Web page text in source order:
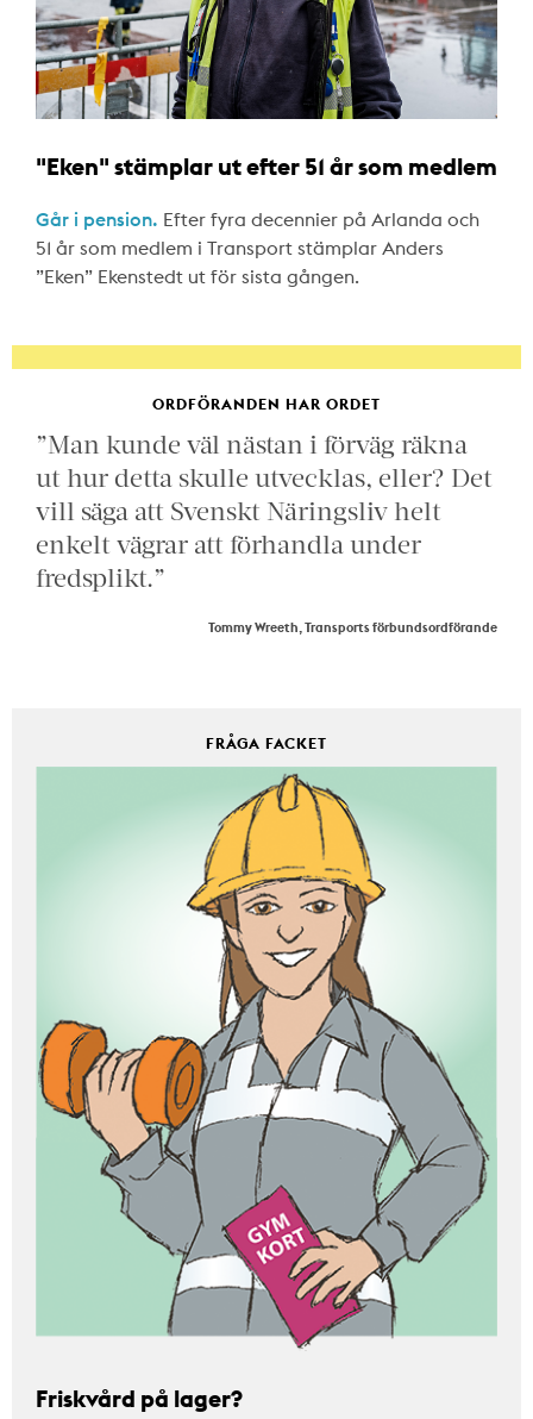
"Eken" stämplar ut efter 51 år som medlem
Går i pension. Efter fyra decennier på Arlanda och
51 år som medlem i Transport stämplar Anders
”Eken” Ekenstedt ut för sista gången.
ORDFÖRANDEN HAR ORDET
”Man kunde väl nästan i förväg räkna
ut hur detta skulle utvecklas, eller? Det
vill säga att Svenskt Näringsliv helt
enkelt vägrar att förhandla under
fredsplikt.”
Tommy Wreeth, Transports förbundsordförande
FRÅGA FACKET
Friskvård på lager?